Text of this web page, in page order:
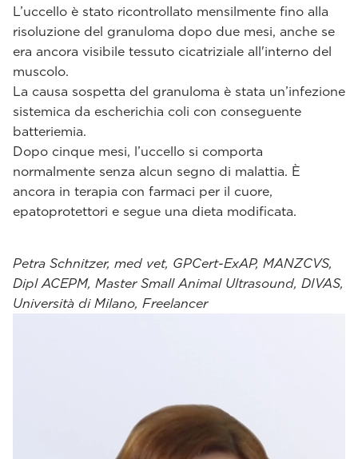
L’uccello è stato ricontrollato mensilmente fino alla
risoluzione del granuloma dopo due mesi, anche se
era ancora visibile tessuto cicatriziale all'interno del
muscolo.
La causa sospetta del granuloma è stata un’infezione
sistemica da escherichia coli con conseguente
batteriemia.
Dopo cinque mesi, l’uccello si comporta
normalmente senza alcun segno di malattia. È
ancora in terapia con farmaci per il cuore,
epatoprotettori e segue una dieta modificata.
Petra Schnitzer, med vet, GPCert-ExAP, MANZCVS,
Dipl ACEPM, Master Small Animal Ultrasound, DIVAS,
Università di Milano, Freelancer